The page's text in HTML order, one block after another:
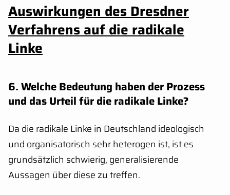
Auswirkungen des Dresdner
Verfahrens auf die radikale
Linke
6.Welche Bedeutung haben der Prozess
und das Urteil für die radikale Linke?
Da die radikale Linke in Deutschland ideologisch
und organisatorisch sehr heterogen ist, ist es
grundsätzlich schwierig, generalisierende
Aussagen über diese zu treffen.